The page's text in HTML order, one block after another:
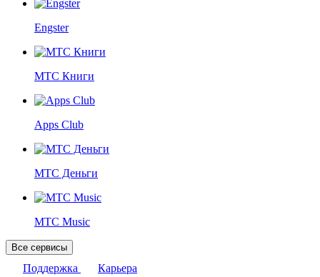
Engster
МТС Книги
Apps Club
МТС Деньги
МТС Music
Все сервисы
Поддержка
Карьера